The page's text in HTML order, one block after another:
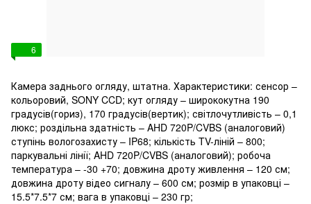
6
Камера заднього огляду, штатна. Характеристики: сенсор –
кольоровий, SONY CCD; кут огляду – ширококутна 190
градусів(гориз), 170 градусів(вертик); світлочутливість – 0,1
люкс; роздільна здатність – AHD 720P/CVBS (аналоговий)
ступінь вологозахисту – IP68; кількість TV-ліній – 800;
паркувальні лінії; AHD 720P/CVBS (аналоговий); робоча
температура – -30 +70; довжина дроту живлення – 120 см;
довжина дроту відео сигналу – 600 см; розмір в упаковці –
15.5*7.5*7 см; вага в упаковці – 230 гр;